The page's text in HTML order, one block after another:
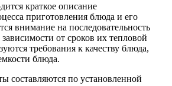
краткое описание
приготовления блюда и его
внимание на последовательность
от сроков их тепловой
требования к качеству блюда,
блюда.
составляются по установленной